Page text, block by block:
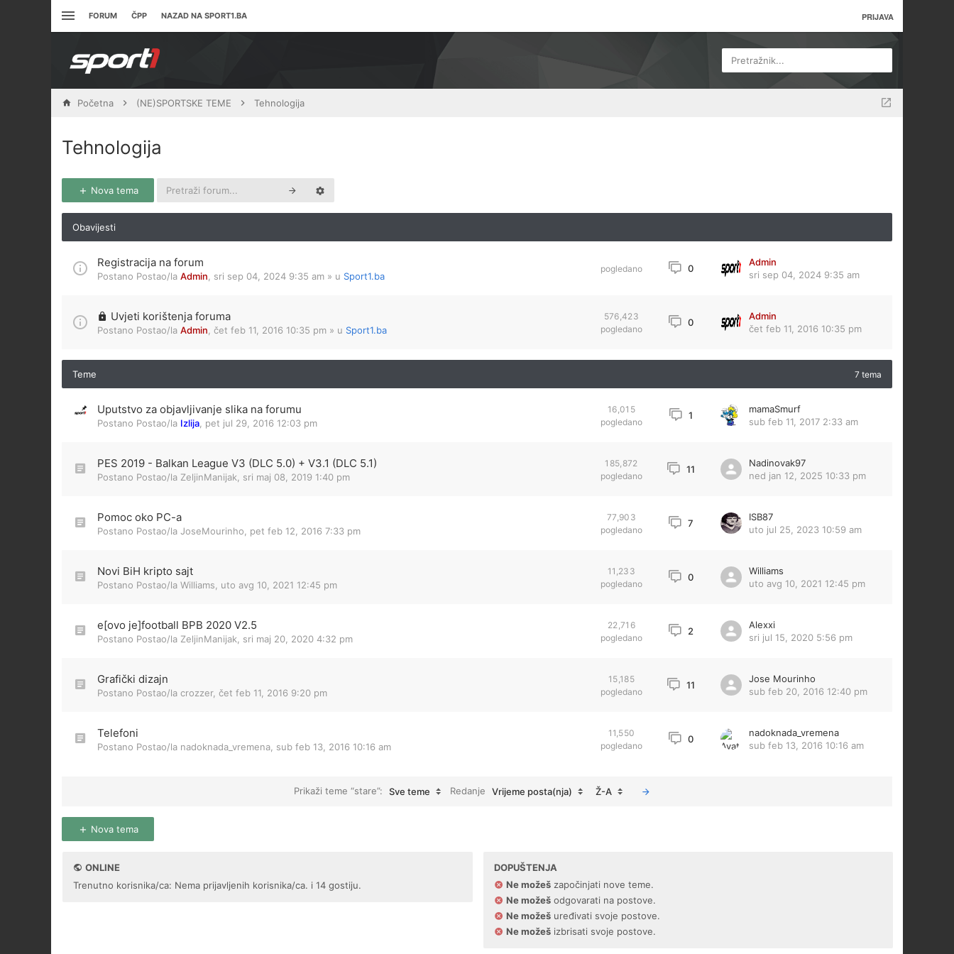
FORUM ČPP NAZAD NA SPORT1.BA PRIJAVA
Pretražnik...
Početna (NE)SPORTSKE TEME Tehnologija
Tehnologija
Nova tema
Obavijesti
Registracija na forum
Postano Postao/la Admin sri sep 04, 2024 9:35 am » u Sport1.ba
pogledano 0
Admin
sri sep 04, 2024 9:35 am
Uvjeti korištenja foruma
Postano Postao/la Admin čet feb 11, 2016 10:35 pm » u Sport1.ba
576,423
pogledano
0
Admin
čet feb 11, 2016 10:35 pm
Teme 7 tema
Uputstvo za objavljivanje slika na forumu
Postano Postao/la Izlija pet jul 29, 2016 12:03 pm
16,015
pogledano
1
mamaSmurf
sub feb 11, 2017 2:33 am
PES 2019 - Balkan League V3 (DLC 5.0) + V3.1 (DLC 5.1)
Postano Postao/la ZeljinManijak sri maj 08, 2019 1:40 pm
185,872
pogledano
11
Nadinovak97
ned jan 12, 2025 10:33 pm
Pomoc oko PC-a
Postano Postao/la JoseMourinho pet feb 12, 2016 7:33 pm
77,903
pogledano
7
ISB87
uto jul 25, 2023 10:59 am
Novi BiH kripto sajt
Postano Postao/la Williams uto avg 10, 2021 12:45 pm
11,233
pogledano
0
Williams
uto avg 10, 2021 12:45 pm
e[ovo je]football BPB 2020 V2.5
Postano Postao/la ZeljinManijak sri maj 20, 2020 4:32 pm
22,716
pogledano
2
Alexxi
sri jul 15, 2020 5:56 pm
Grafički dizajn
Postano Postao/la crozzer, čet feb 11, 2016 9:20 pm
15,185
pogledano
11
Jose Mourinho
sub feb 20, 2016 12:40 pm
Telefoni
Postano Postao/la nadoknada_vremena sub feb 13, 2016 10:16 am
11,550
pogledano
0
nadoknada_vremena
sub feb 13, 2016 10:16 am
Prikaži teme “stare”: Sve teme Redanje Vrijeme posta(nja) Ž-A
Nova tema
ONLINE
Trenutno korisnika/ca: Nema prijavljenih korisnika/ca. i 14 gostiju.
DOPUŠTENJA
Ne možešzapočinjati nove teme.
Ne možešodgovarati na postove.
Ne možešuređivati svoje postove.
Ne možešizbrisati svoje postove.